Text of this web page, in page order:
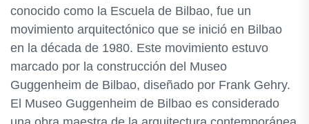
conocido como la Escuela de Bilbao, fue un
movimiento arquitectónico que se inició en Bilbao
en la década de 1980. Este movimiento estuvo
marcado por la construcción del Museo
Guggenheim de Bilbao, diseñado por Frank Gehry.
El Museo Guggenheim de Bilbao es considerado